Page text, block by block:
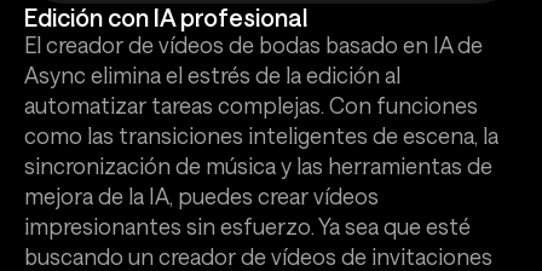
Edición con IA profesional
El creador de vídeos de bodas basado en IA de
Async elimina el estrés de la edición al
automatizar tareas complejas. Con funciones
como las transiciones inteligentes de escena, la
sincronización de música y las herramientas de
mejora de la IA, puedes crear vídeos
impresionantes sin esfuerzo. Ya sea que esté
buscando un creador de vídeos de invitaciones